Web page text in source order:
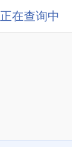
正在查询中